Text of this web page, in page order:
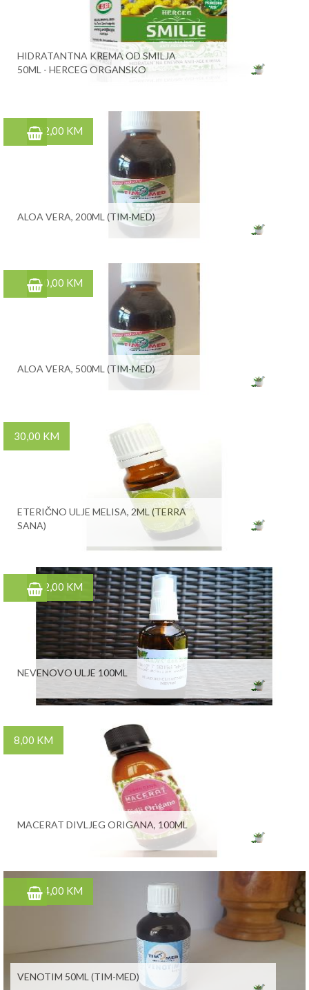
HIDRATANTNA KREMA OD SMILJA
50ML - HERCEG ORGANSKO
22,00 KM
ALOA VERA, 200ML (TIM-MED)
40,00 KM
ALOA VERA, 500ML (TIM-MED)
30,00 KM
ETERIČNO ULJE MELISA, 2ML (TERRA
SANA)
12,00 KM
NEVENOVO ULJE 100ML
8,00 KM
MACERAT DIVLJEG ORIGANA, 100ML
14,00 KM
VENOTIM 50ML (TIM-MED)